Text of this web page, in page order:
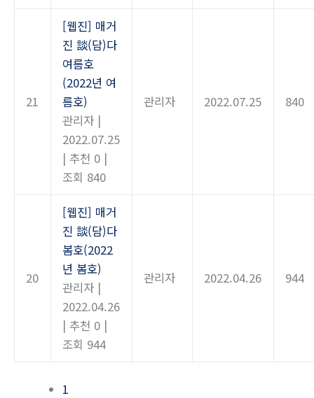
21
[웹진] 매거
진 談(담)다
여름호
(2022년 여
름호)
관리자 |
2022.07.25
| 추천 0 |
조회 840
관리자 2022.07.25 840
20
[웹진] 매거
진 談(담)다
봄호(2022
년 봄호)
관리자 |
2022.04.26
| 추천 0 |
조회 944
관리자 2022.04.26 944
1